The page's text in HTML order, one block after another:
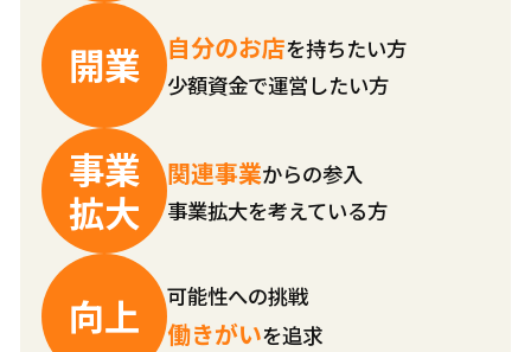
開業 自分のお店を持ちたい方
少額資金で運営したい方
事業
拡大
関連事業からの参入
事業拡大を考えている方
向上 可能性への挑戦
働きがいを追求